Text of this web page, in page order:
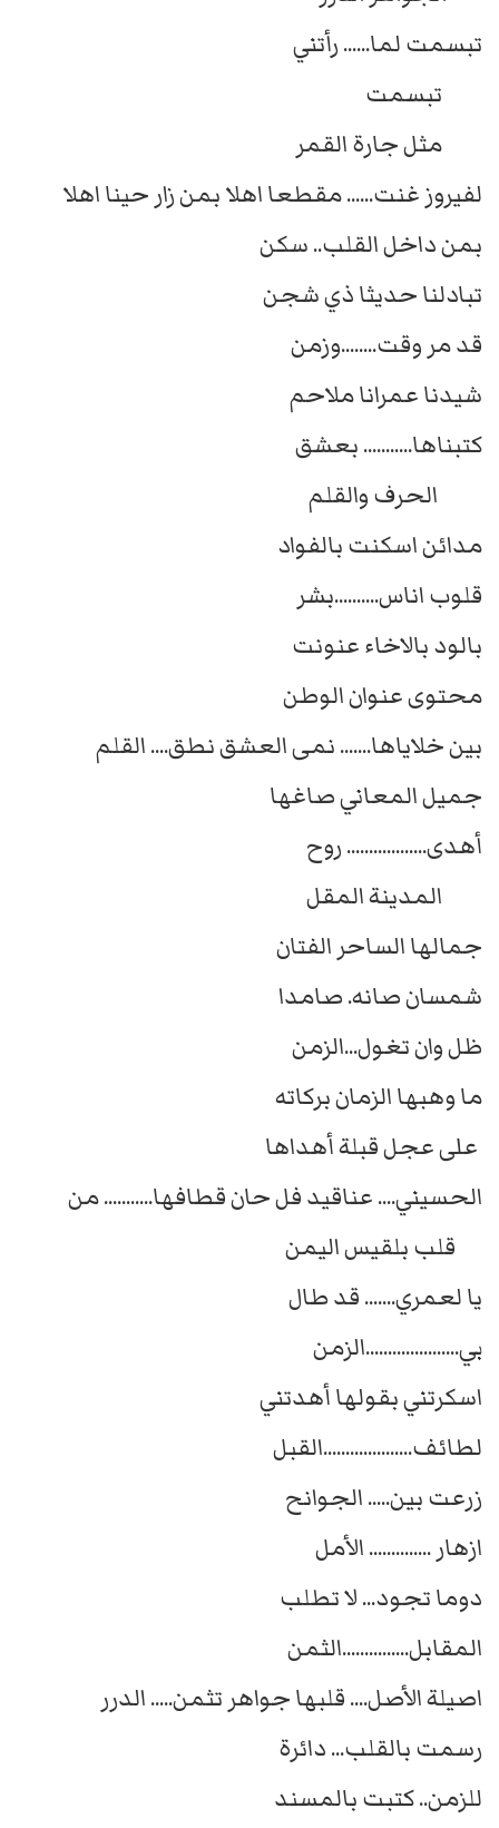
تبسمت لما...... رأتني
تبسمت
مثل جارة القمر
لفيروز غنت...... مقطعا اهلا بمن زار حينا اهلا
بمن داخل القلب.. سكن
تبادلنا حديثا ذي شجن
قد مر وقت........وزمن
شيدنا عمرانا ملاحم
كتبناها........... بعشق
الحرف والقلم
مدائن اسكنت بالفواد
قلوب اناس..........بشر
بالود بالاخاء عنونت
محتوى عنوان الوطن
بين خلاياها....... نمى العشق نطق.... القلم
جميل المعاني صاغها
أهدى.................. روح
المدينة المقل
جمالها الساحر الفتان
شمسان صانه. صامدا
ظل وان تغول...الزمن
ما وهبها الزمان بركاته
على عجل قبلة أهداها
الحسيني.... عناقيد فل حان قطافها........... من
قلب بلقيس اليمن
يا لعمري....... قد طال
بي.....................الزمن
اسكرتني بقولها أهدتني
لطائف....................القبل
زرعت بين..... الجوانح
ازهار .............. الأمل
دوما تجود... لا تطلب
المقابل...............الثمن
اصيلة الأصل.... قلبها جواهر تثمن..... الدرر
رسمت بالقلب... دائرة
للزمن.. كتبت بالمسند